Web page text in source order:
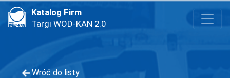
Katalog Firm
Targi WOD-KAN 2.0
Wróć do listy